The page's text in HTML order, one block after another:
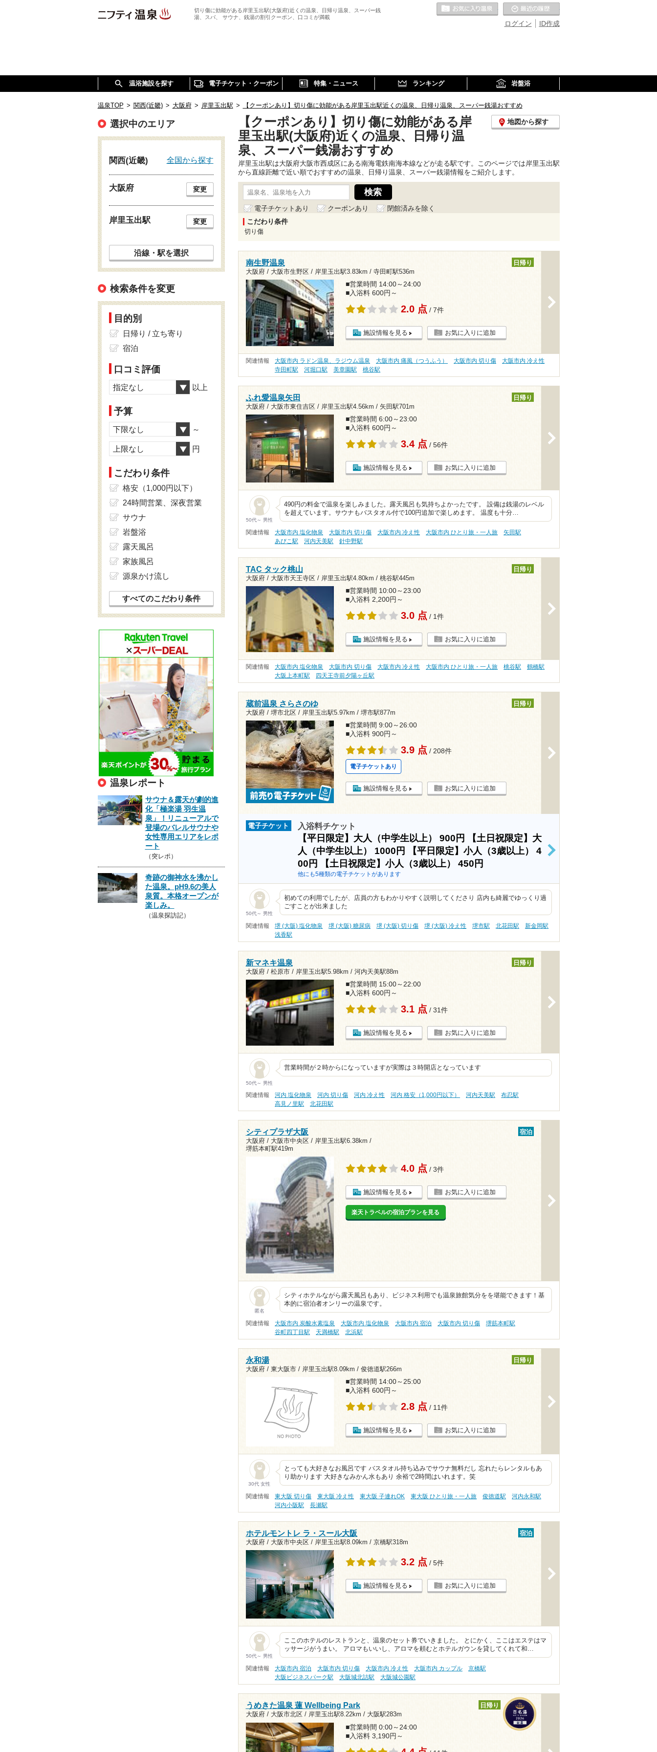
切り傷に効能がある岸里玉出駅(大阪府)近くの温泉、日帰り温泉、スーパー銭
湯、スパ、 サウナ、銭湯の割引クーポン、口コミが満載
ID作成
ログイン
お気に入りの温泉
温浴施設を探す 電子チケット・クーポン 特集・ニュース ランキング 岩盤浴
温泉TOP > 関西(近畿) > 大阪府 > 岸里玉出駅 > 【クーポンあり】切り傷に効能がある岸里玉出駅近くの温泉、日帰り温泉、スーパー銭湯おすすめ
【クーポンあり】切り傷に効能がある岸
里玉出駅(大阪府)近くの温泉、日帰り温
泉、スーパー銭湯おすすめ
地図から探す
岸里玉出駅は大阪府大阪市西成区にある南海電鉄南海本線などが走る駅です。このページでは岸里玉出駅
から直線距離で近い順でおすすめの温泉、日帰り温泉、スーパー銭湯情報をご紹介します。
電子チケットあり クーポンあり
閉館済みを除く
こだわり条件
切り傷
南生野温泉
大阪府 / 大阪市生野区 / 岸里玉出駅3.83km / 寺田町駅536m
日帰り
■営業時間 14:00～24:00
■入浴料 600円～
2.0 点 / 7件
施設情報を見る お気に入りに追加
関連情報 大阪市内 ラドン温泉、ラジウム温泉 大阪市内 痛風（つうふう） 大阪市内 切り傷
大阪市内 冷え性
寺田町駅
河堀口駅 美章園駅 桃谷駅
ふれ愛温泉矢田
大阪府 / 大阪市東住吉区 / 岸里玉出駅4.56km / 矢田駅701m
日帰り
■営業時間 6:00～23:00
■入浴料 600円～
3.4 点 / 56件
施設情報を見る お気に入りに追加
50代～ 男性
490円の料金で温泉を楽しみました。露天風呂も気持ちよかったです。 設備は銭湯のレベル
を超えています。サウナもバスタオル付で100円追加で楽しめます。 温度も十分…
関連情報 大阪市内 塩化物泉 大阪市内 切り傷 大阪市内 冷え性 大阪市内 ひとり旅・一人旅
矢田駅
あびこ駅
河内天美駅 針中野駅
TAC タック桃山
大阪府 / 大阪市天王寺区 / 岸里玉出駅4.80km / 桃谷駅445m
日帰り
■営業時間 10:00～23:00
■入浴料 2,200円～
3.0 点 / 1件
施設情報を見る お気に入りに追加
関連情報 大阪市内 塩化物泉 大阪市内 切り傷 大阪市内 冷え性 大阪市内 ひとり旅・一人旅 桃谷駅
鶴橋駅
大阪上本町駅
四天王寺前夕陽ヶ丘駅
蔵前温泉 さらさのゆ
大阪府 / 堺市北区 / 岸里玉出駅5.97km / 堺市駅877m
日帰り
■営業時間 9:00～26:00
■入浴料 900円～
3.9 点 / 208件
電子チケットあり
施設情報を見る お気に入りに追加
電子チケット 入浴料チケット
【平日限定】大人（中学生以上） 900円
【土日祝限定】大
人（中学生以上） 1000円 【平日限定】小人（3歳以上） 4
00円
【土日祝限定】小人（3歳以上） 450円
他にも5種類の電子チケットがあります
>
50代～ 男性
初めての利用でしたが、店員の方もわかりやすく説明してくださり 店内も綺麗でゆっくり過
ごすことが出来ました
関連情報 堺 (大阪) 塩化物泉 堺 (大阪) 糖尿病 堺 (大阪) 切り傷 堺 (大阪) 冷え性 堺市駅 北花田駅
新金岡駅
浅香駅
新マネキ温泉
大阪府 / 松原市 / 岸里玉出駅5.98km / 河内天美駅88m
日帰り
■営業時間 15:00～22:00
■入浴料 600円～
3.1 点 / 31件
施設情報を見る お気に入りに追加
50代～ 男性
営業時間が２時からになっていますが実際は３時開店となっています
関連情報 河内 塩化物泉 河内 切り傷 河内 冷え性 河内 格安（1,000円以下） 河内天美駅
布忍駅
高見ノ里駅
北花田駅
シティプラザ大阪
大阪府 / 大阪市中央区 / 岸里玉出駅6.38km /
堺筋本町駅419m
宿泊
4.0 点 / 3件
施設情報を見る お気に入りに追加
楽天トラベルの宿泊プランを見る
匿名
シティホテルながら露天風呂もあり、ビジネス利用でも温泉旅館気分をを堪能できます！基
本的に宿泊者オンリーの温泉です。
関連情報 大阪市内 炭酸水素塩泉 大阪市内 塩化物泉 大阪市内 宿泊 大阪市内 切り傷
堺筋本町駅
谷町四丁目駅
天満橋駅 北浜駅
永和湯
大阪府 / 東大阪市 / 岸里玉出駅8.09km / 俊徳道駅266m
日帰り
■営業時間 14:00～25:00
■入浴料 600円～
2.8 点 / 11件
施設情報を見る お気に入りに追加
30代 女性
とっても大好きなお風呂です バスタオル持ち込みでサウナ無料だし 忘れたらレンタルもあ
り助かります 大好きなみかん水もあり 余裕で2時間はいれます。笑
関連情報 東大阪 切り傷 東大阪 冷え性 東大阪 子連れOK 東大阪 ひとり旅・一人旅 俊徳道駅
河内永和駅
河内小阪駅
長瀬駅
ホテルモントレ ラ・スール大阪
大阪府 / 大阪市中央区 / 岸里玉出駅8.09km / 京橋駅318m
宿泊
3.2 点 / 5件
施設情報を見る お気に入りに追加
50代～ 男性
ここのホテルのレストランと、温泉のセット券でいきました。 とにかく、ここはエステはマ
ッサージがうまい。 アロマもいいし、アロマを頼むとホテルガウンを貸してくれて和…
関連情報 大阪市内 宿泊 大阪市内 切り傷 大阪市内 冷え性 大阪市内 カップル
京橋駅
大阪ビジネスパーク駅
大阪城北詰駅 大阪城公園駅
うめきた温泉 蓮 Wellbeing Park
大阪府 / 大阪市北区 / 岸里玉出駅8.22km / 大阪駅283m
日帰り
■営業時間 0:00～24:00
■入浴料 3,190円～
選択中のエリア
関西(近畿) 全国から探す
大阪府 変更
岸里玉出駅 変更
沿線・駅を選択
検索条件を変更
目的別
日帰り / 立ち寄り
宿泊
口コミ評価
指定なし 以上
予算
下限なし ～
上限なし 円
こだわり条件
格安（1,000円以下）
24時間営業、深夜営業
サウナ
岩盤浴
露天風呂
家族風呂
源泉かけ流し
すべてのこだわり条件
温泉レポート
サウナ＆露天が劇的進
化「極楽湯 羽生温
泉」！リニューアルで
登場のバレルサウナや
女性専用エリアをレポ
ート
（突レポ）
奇跡の御神水を沸かし
た温泉。pH9.6の美人
泉質。本格オープンが
楽しみ。
（温泉探訪記）